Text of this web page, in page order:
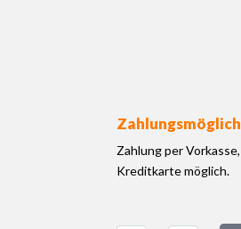
Zahlung per
Kreditkarte möglich.